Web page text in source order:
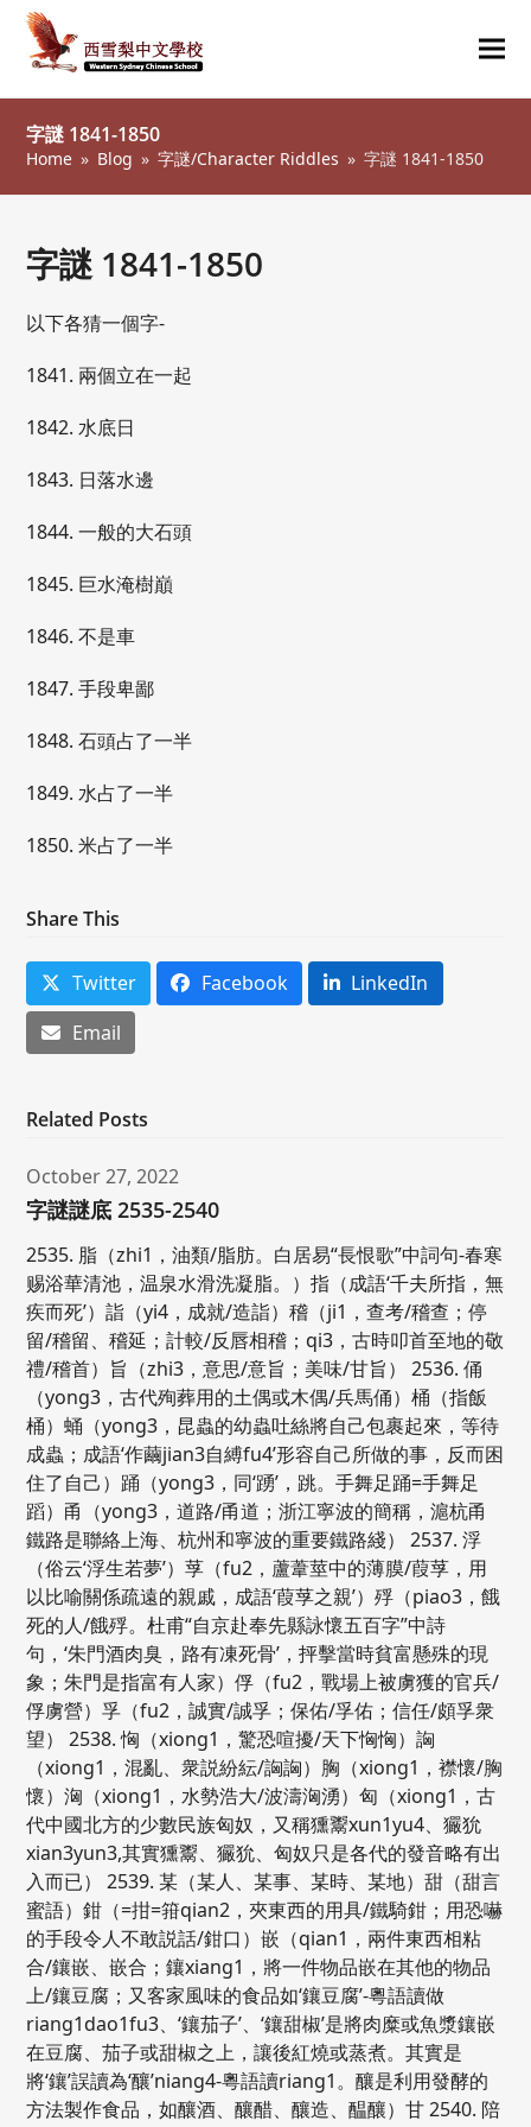
字謎 1841-1850
Home » Blog » 字謎/Character Riddles » 字謎 1841-1850
字謎 1841-1850
以下各猜一個字-
1841. 兩個立在一起
1842. 水底日
1843. 日落水邊
1844. 一般的大石頭
1845. 巨水淹樹巔
1846. 不是車
1847. 手段卑鄙
1848. 石頭占了一半
1849. 水占了一半
1850. 米占了一半
Share This
Twitter Facebook
LinkedIn
Email
Related Posts
October 27, 2022
字謎謎底 2535-2540
2535. 脂（zhi1，油類/脂肪。白居易“長恨歌”中詞句-春寒
赐浴華清池，温泉水滑洗凝脂。）指（成語‘千夫所指，無
疾而死’）詣（yi4，成就/造詣）稽（ji1，查考/稽查；停
留/稽留、稽延；計較/反唇相稽；qi3，古時叩首至地的敬
禮/稽首）旨（zhi3，意思/意旨；美味/甘旨） 2536. 俑
（yong3，古代殉葬用的土偶或木偶/兵馬俑）桶（指飯
桶）蛹（yong3，昆蟲的幼蟲吐絲將自己包裹起來，等待
成蟲；成語‘作繭jian3自縛fu4’形容自己所做的事，反而困
住了自己）踊（yong3，同‘踴’，跳。手舞足踊=手舞足
蹈）甬（yong3，道路/甬道；浙江寧波的簡稱，滬杭甬
鐵路是聯絡上海、杭州和寧波的重要鐵路綫） 2537. 浮
（俗云‘浮生若夢’）莩（fu2，蘆葦莖中的薄膜/葭莩，用
以比喻關係疏遠的親戚，成語‘葭莩之親’）殍（piao3，餓
死的人/餓殍。杜甫“自京赴奉先縣詠懷五百字”中詩
句，‘朱門酒肉臭，路有凍死骨’，抨擊當時貧富懸殊的現
象；朱門是指富有人家）俘（fu2，戰場上被虜獲的官兵/
俘虜營）孚（fu2，誠實/誠孚；保佑/孚佑；信任/頗孚衆
望） 2538. 恟（xiong1，驚恐喧擾/天下恟恟）詾
（xiong1，混亂、衆説紛紜/詾詾）胸（xiong1，襟懷/胸
懷）洶（xiong1，水勢浩大/波濤洶湧）匈（xiong1，古
代中國北方的少數民族匈奴，又稱獯鬻xun1yu4、玁狁
xian3yun3,其實獯鬻、玁狁、匈奴只是各代的發音略有出
入而已） 2539. 某（某人、某事、某時、某地）甜（甜言
蜜語）鉗（=拑=箝qian2，夾東西的用具/鐵騎鉗；用恐嚇
的手段令人不敢説話/鉗口）嵌（qian1，兩件東西相粘
合/鑲嵌、嵌合；鑲xiang1，將一件物品嵌在其他的物品
上/鑲豆腐；又客家風味的食品如‘鑲豆腐’-粵語讀做
riang1dao1fu3、‘鑲茄子’、‘鑲甜椒’是將肉糜或魚漿鑲嵌
在豆腐、茄子或甜椒之上，讓後紅燒或蒸煮。其實是
將‘鑲’誤讀為‘釀’niang4-粵語讀riang1。釀是利用發酵的
方法製作食品，如釀酒、釀醋、釀造、醖釀）甘 2540. 陪